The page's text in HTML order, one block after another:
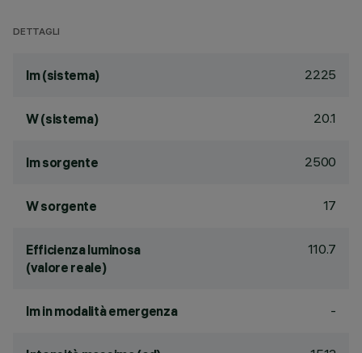
DETTAGLI
lm (sistema) 2225
W (sistema) 20.1
lm sorgente 2500
W sorgente 17
Efficienza luminosa
(valore reale)
110.7
lm in modalità emergenza -